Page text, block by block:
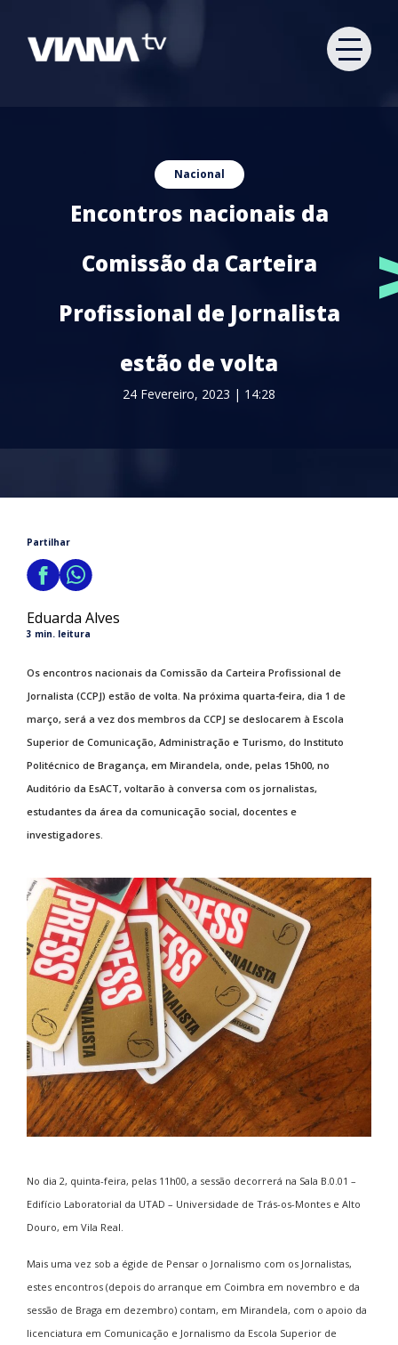
Nacional
Encontros nacionais da
Comissão da Carteira
Profissional de Jornalista
estão de volta
24 Fevereiro, 2023 | 14:28
Partilhar
Eduarda Alves
3 min. leitura
Os encontros nacionais da Comissão da Carteira Profissional de
Jornalista (CCPJ) estão de volta. Na próxima quarta-feira, dia 1 de
março, será a vez dos membros da CCPJ se deslocarem à Escola
Superior de Comunicação, Administração e Turismo, do Instituto
Politécnico de Bragança, em Mirandela, onde, pelas 15h00, no
Auditório da EsACT, voltarão à conversa com os jornalistas,
estudantes da área da comunicação social, docentes e
investigadores.
No dia 2, quinta-feira, pelas 11h00, a sessão decorrerá na Sala B.0.01 –
Edifício Laboratorial da UTAD – Universidade de Trás-os-Montes e Alto
Douro, em Vila Real.
Mais uma vez sob a égide de Pensar o Jornalismo com os Jornalistas,
estes encontros (depois do arranque em Coimbra em novembro e da
sessão de Braga em dezembro) contam, em Mirandela, com o apoio da
licenciatura em Comunicação e Jornalismo da Escola Superior de